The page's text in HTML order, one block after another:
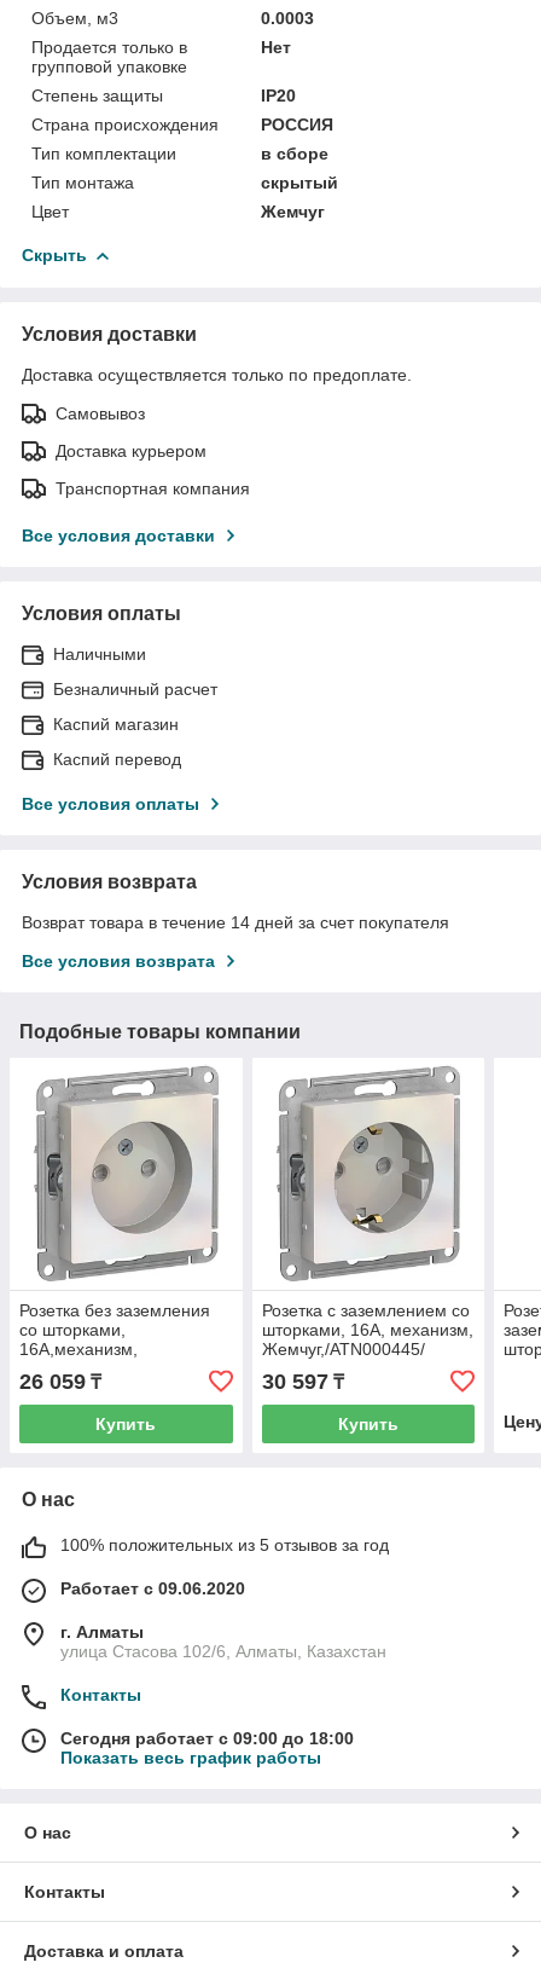
Объем, м3
0.0003
Продается только в
групповой упаковке
Нет
Степень защиты
IP20
Страна происхождения
РОССИЯ
Тип комплектации
в сборе
Тип монтажа
скрытый
Цвет
Жемчуг
Скрыть
Условия доставки
Доставка осуществляется только по предоплате.
Самовывоз
Доставка курьером
Транспортная компания
Все условия доставки
Условия оплаты
Наличными
Безналичный расчет
Каспий магазин
Каспий перевод
Все условия оплаты
Условия возврата
Возврат товара в течение 14 дней за счет покупателя
Все условия возврата
Подобные товары компании
Розетка без заземления
со шторками,
16А,механизм,
Жемчуг,/ATN000449/
26 059 ₸
Купить
Розетка с заземлением со
шторками, 16А, механизм,
Жемчуг,/ATN000445/
30 597₸
Купить
О нас
100% положительных из 5 отзывов за год
Работает с 09.06.2020
г. Алматы
улица Стасова 102/6, Алматы, Казахстан
Контакты
Сегодня работает с 09:00 до 18:00
Показать весь график работы
О нас
Контакты
Доставка и оплата